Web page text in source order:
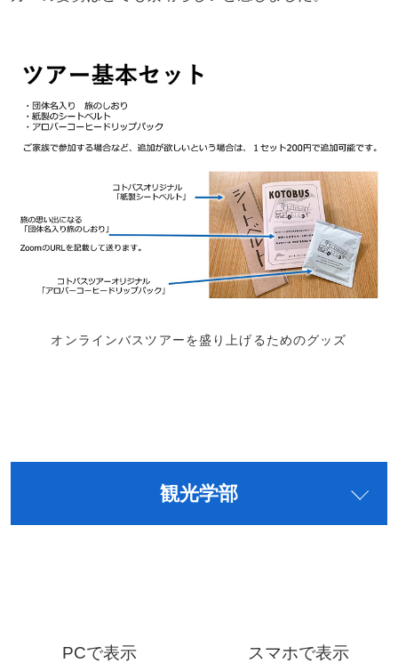
オンラインバスツアーを盛り上げるためのグッズ
観光学部
PCで表示 スマホで表示